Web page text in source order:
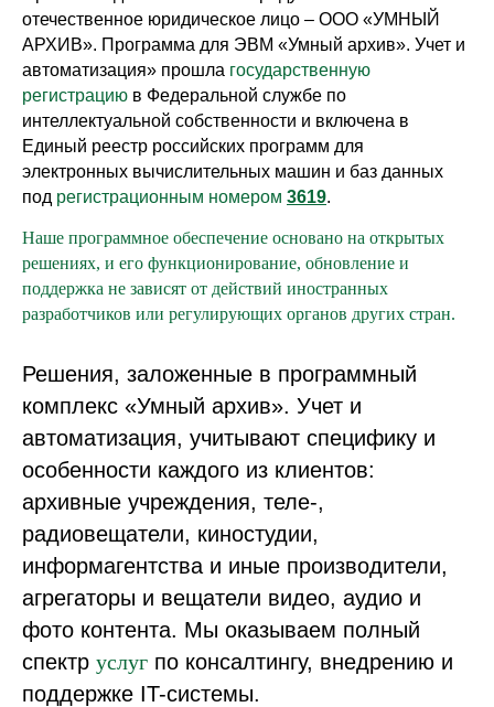
отечественное юридическое лицо – ООО «УМНЫЙ
АРХИВ». Программа для ЭВМ «Умный архив». Учет и
автоматизация» прошла государственную
регистрацию в Федеральной службе по
интеллектуальной собственности и включена в
Единый реестр российских программ для
электронных вычислительных машин и баз данных
под регистрационным номером 3619.
Наше программное обеспечение основано на открытых
решениях, и его функционирование, обновление и
поддержка не зависят от действий иностранных
разработчиков или регулирующих органов других стран.
Решения, заложенные в программный
комплекс «Умный архив». Учет и
автоматизация, учитывают специфику и
особенности каждого из клиентов:
архивные учреждения, теле-,
радиовещатели, киностудии,
информагентства и иные производители,
агрегаторы и вещатели видео, аудио и
фото контента. Мы оказываем полный
спектр услуг по консалтингу, внедрению и
поддержке IT-системы.